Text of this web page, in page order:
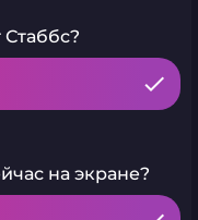
на экране?